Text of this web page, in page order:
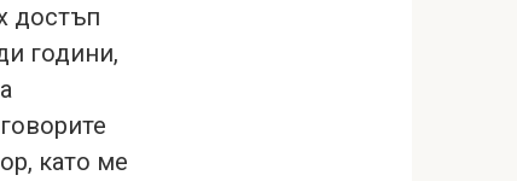
достъп
години,
като ме